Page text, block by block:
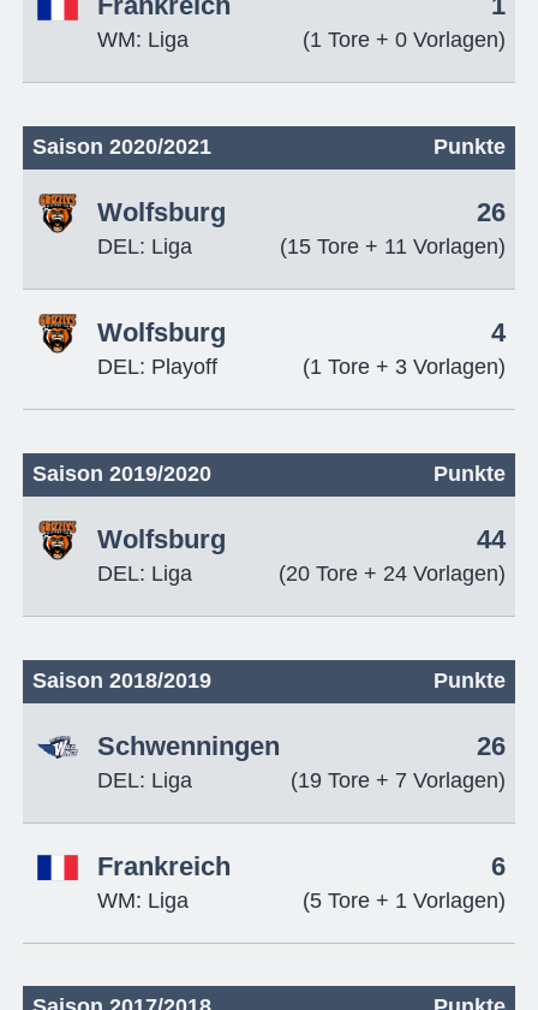
Frankreich
WM: Liga
1
(1 Tore + 0 Vorlagen)
Saison 2020/2021 Punkte
Wolfsburg
DEL: Liga
26
(15 Tore + 11 Vorlagen)
Wolfsburg
DEL: Playoff
4
(1 Tore + 3 Vorlagen)
Saison 2019/2020 Punkte
Wolfsburg
DEL: Liga
44
(20 Tore + 24 Vorlagen)
Saison 2018/2019 Punkte
Schwenningen
DEL: Liga
26
(19 Tore + 7 Vorlagen)
Frankreich
WM: Liga
6
(5 Tore + 1 Vorlagen)